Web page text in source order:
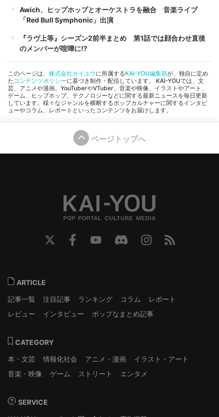
Awich、ヒップホップとオーケストラを融合 音楽ライブ
「Red Bull Symphonic」出演
『ラヴ上等』シーズン2前半まとめ 第1話では顔合わせ直後
のメンバーが喧嘩に⁉︎
このページは、 株式会社カイユウに所属するKAI-YOU編集部が、独自に定め
たコンテンツポリシーに基づき制作・配信しています。 KAI-YOUでは、文
芸、アニメや漫画、YouTuberやVTuber、音楽や映像、イラストやアート、
ゲーム、ヒップホップ、テクノロジーなどに関する最新ニュースを毎日更新
しています。様々なジャンルを横断するポップカルチャーに関するインタビ
ューやコラム、レポートといったコンテンツをお届けします。
ページトップへ
ARTICLE
記事一覧
注目記事 ランキング コラム
レポート
レビュー
インタビュー ポップなまとめ記事
CATEGORY
本・文芸
情報化社会 アニメ・漫画
イラスト・アート
音楽・映像
ゲーム ストリート エンタメ
SERVICE